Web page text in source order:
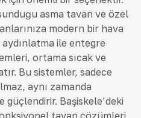
asma tavan ve özel
modern bir hava
ile entegre
ortama sıcak ve
Bu sistemler, sadece
aynı zamanda
güçlendirir. Başiskele’deki